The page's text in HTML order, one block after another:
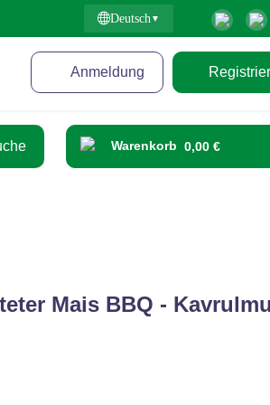
Deutsch
Anmeldung
Warenkorb 0,00 €
Mais BBQ -